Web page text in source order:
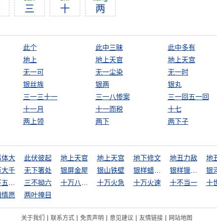
三 十 两
此个 此中三昧
此中多有
地上 地上天官
地上天宫
无一可 无一尘染
无一时
银丝族 银两
银丸
三一三十一 三一八惨案
三一回五一回
十一月 十一而税
十七
两上领 两下 两下子
体大 此伏彼起 地上天官 地上天宫 地下修文 地丑力敌
地
千 无下箸处 银屏金屋 银山铁壁 银样蜡枪头
银
三不拗六 十万火急 十万火速 十不当一
十
愿 两叶掩目
关于我们 | 联系方式 | 免责声明 | 意见建议 | 友情链接 | 网站地图